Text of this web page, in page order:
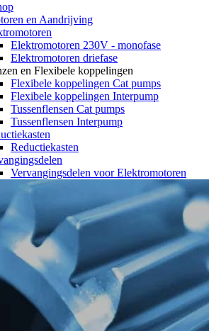
en Aandrijving
Elektromotoren 230V - monofase
Elektromotoren driefase
en Flexibele koppelingen
Flexibele koppelingen Cat pumps
Flexibele koppelingen Interpump
Tussenflensen Cat pumps
Tussenflensen Interpump
Reductiekasten
Vervangingsdelen voor Elektromotoren